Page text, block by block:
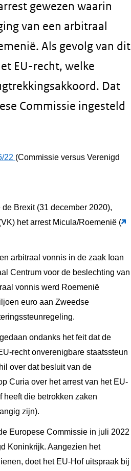
gewezen waarin
van een arbitraal
Als gevolg van dit
EU-recht, welke
Dat
Commissie ingesteld
22 (Commissie versus Verenigd
Brexit (31 december 2020),
het arrest Micula/Roemenië (
arbitraal vonnis in de zaak Ioan
Centrum voor de beslechting van
vonnis werd Roemenië
euro aan Zweedse
ondanks het feit dat de
recht onverenigbare staatssteun
over dat besluit van de
Curia over het arrest van het EU-
heeft die betrokken zaken
zijn).
Europese Commissie in juli 2022
Koninkrijk. Aangezien het
doet het EU-Hof uitspraak bij